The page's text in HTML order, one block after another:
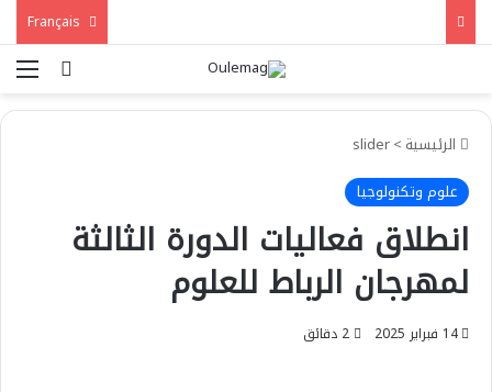
بحث عن
الرئيسية >
slider
علوم وتكنولوجيا
انطلاق فعاليات الدورة الثالثة
لمهرجان الرباط للعلوم
14 فبراير 2025